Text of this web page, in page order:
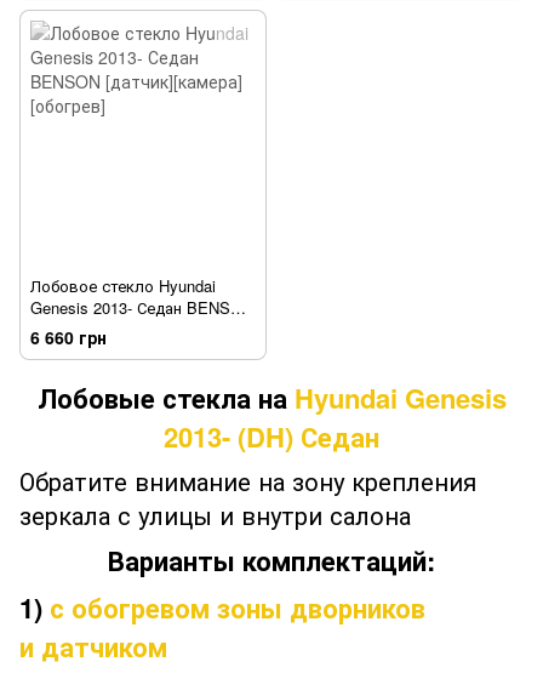
Лобовое стекло Hyundai
Genesis 2013- Седан BENSON
[датчик][камера][обогрев]
6 660 грн
Лобовые стекла на Hyundai Genesis
2013- (DH) Седан
Обратите внимание на зону крепления
зеркала с улицы и внутри салона
Варианты комплектаций:
1) с обогревом зоны дворников
и датчиком